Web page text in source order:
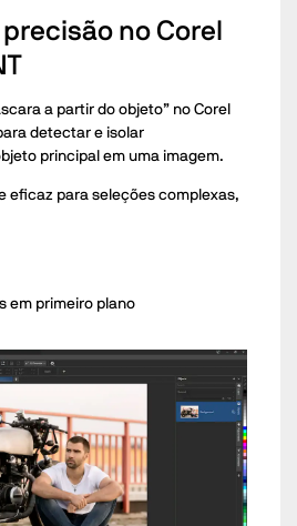
no Corel
a partir do objeto” no Corel
detectar e isolar
principal em uma imagem.
eficaz para seleções complexas,
em primeiro plano